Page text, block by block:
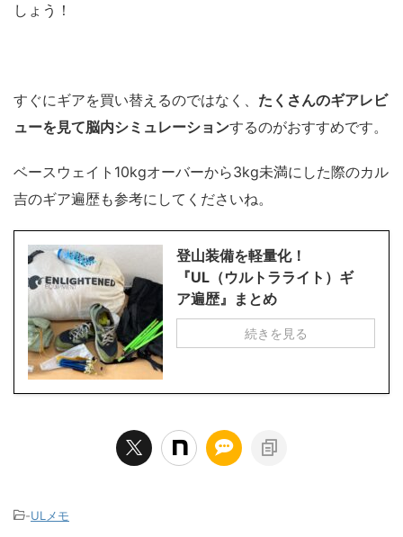
しょう！
すぐにギアを買い替えるのではなく、 たくさんのギアレビ
ューを見て脳内シミュレーションするのがおすすめです。
ベースウェイト10kgオーバーから3kg未満にした際のカル
吉のギア遍歴も参考にしてくださいね。
登山装備を軽量化！
『UL（ウルトラライト）ギ
ア遍歴』まとめ
続きを見る
-ULメモ